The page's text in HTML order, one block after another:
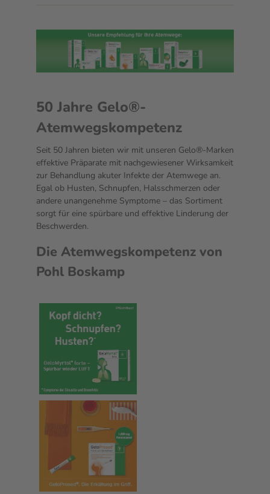
50 Jahre Gelo®-
Atemwegskompetenz
Seit 50 Jahren bieten wir mit unseren Gelo®️-Marken
effektive Präparate mit nachgewiesener Wirksamkeit
zur Behandlung akuter Infekte der Atemwege an.
Egal ob Husten, Schnupfen, Halsschmerzen oder
andere unangenehme Symptome – das Sortiment
sorgt für eine spürbare und effektive Linderung der
Beschwerden.
Die Atemwegskompetenz von
Pohl Boskamp